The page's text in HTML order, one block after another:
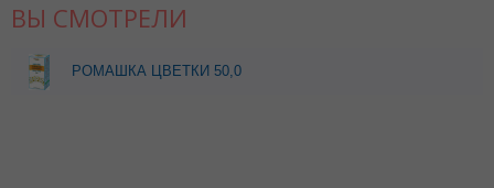
ВЫ СМОТРЕЛИ
РОМАШКА ЦВЕТКИ 50,0